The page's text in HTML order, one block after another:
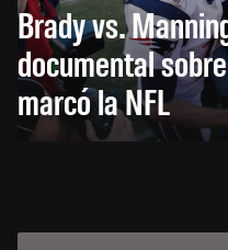
Brady vs.
documental
marcó la NFL